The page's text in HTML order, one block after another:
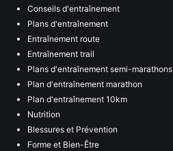
Conseils d'entraînement
Plans d'entraînement
Entraînement route
Entraînement trail
Plans d'entraînement semi-marathons
Plan d'entraînement marathon
Plan d'entraînement 10km
Nutrition
Blessures et Prévention
Forme et Bien-Être